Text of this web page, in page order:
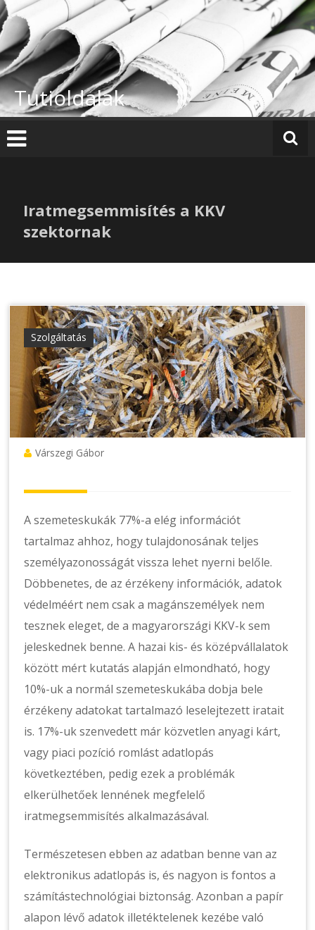
Skip
to
content
Tutioldalak
Iratmegsemmisítés a KKV
szektornak
Szolgáltatás
Várszegi Gábor
A szemeteskukák 77%-a elég információt
tartalmaz ahhoz, hogy tulajdonosának teljes
személyazonosságát vissza lehet nyerni belőle.
Döbbenetes, de az érzékeny információk, adatok
védelméért nem csak a magánszemélyek nem
tesznek eleget, de a magyarországi KKV-k sem
jeleskednek benne. A hazai kis- és középvállalatok
között mért kutatás alapján elmondható, hogy
10%-uk a normál szemeteskukába dobja bele
érzékeny adatokat tartalmazó leselejtezett iratait
is. 17%-uk szenvedett már közvetlen anyagi kárt,
vagy piaci pozíció romlást adatlopás
következtében, pedig ezek a problémák
elkerülhetőek lennének megfelelő
iratmegsemmisítés alkalmazásával.
Természetesen ebben az adatban benne van az
elektronikus adatlopás is, és nagyon is fontos a
számítástechnológiai biztonság. Azonban a papír
alapon lévő adatok illetéktelenek kezébe való